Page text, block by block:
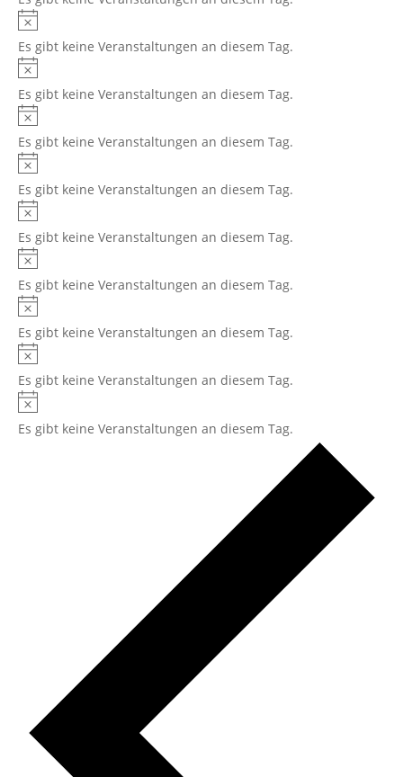
Es gibt keine Veranstaltungen an diesem Tag.
Es gibt keine Veranstaltungen an diesem Tag.
Es gibt keine Veranstaltungen an diesem Tag.
Es gibt keine Veranstaltungen an diesem Tag.
Es gibt keine Veranstaltungen an diesem Tag.
Es gibt keine Veranstaltungen an diesem Tag.
Es gibt keine Veranstaltungen an diesem Tag.
Es gibt keine Veranstaltungen an diesem Tag.
Es gibt keine Veranstaltungen an diesem Tag.